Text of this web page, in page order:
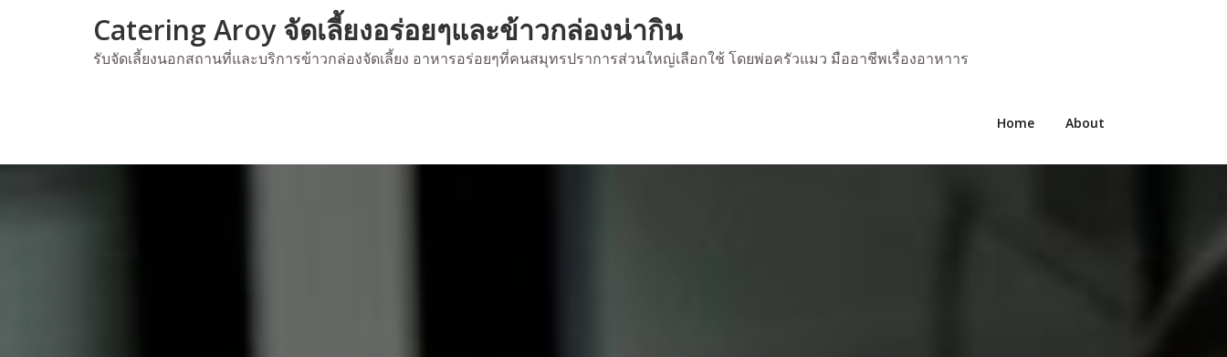
Catering Aroy จัดเลี้ยงอร่อยๆและข้าวกล่องน่ากิน
รับจัดเลี้ยงนอกสถานที่และบริการข้าวกล่องจัดเลี้ยง อาหารอร่อยๆที่คนสมุทรปราการส่วนใหญ่เลือกใช้ โดยพ่อครัวแมว มืออาชีพเรื่องอาหาาร
Home About